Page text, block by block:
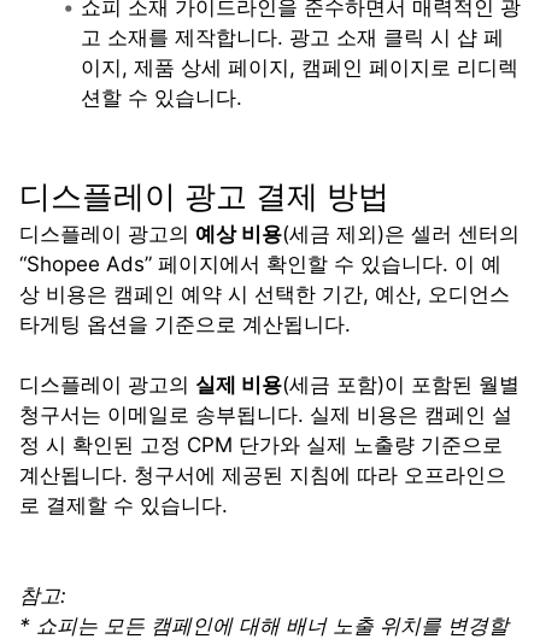
쇼피 소재 가이드라인을 준수하면서 매력적인 광
고 소재를 제작합니다. 광고 소재 클릭 시 샵 페
이지, 제품 상세 페이지, 캠페인 페이지로 리디렉
션할 수 있습니다.
디스플레이 광고 결제 방법
디스플레이 광고의 예상 비용(세금 제외)은 셀러 센터의
“Shopee Ads” 페이지에서 확인할 수 있습니다. 이 예
상 비용은 캠페인 예약 시 선택한 기간, 예산, 오디언스
타게팅 옵션을 기준으로 계산됩니다.
디스플레이 광고의 실제 비용(세금 포함)이 포함된 월별
청구서는 이메일로 송부됩니다. 실제 비용은 캠페인 설
정 시 확인된 고정 CPM 단가와 실제 노출량 기준으로
계산됩니다. 청구서에 제공된 지침에 따라 오프라인으
로 결제할 수 있습니다.
참고:
* 쇼피는 모든 캠페인에 대해 배너 노출 위치를 변경할